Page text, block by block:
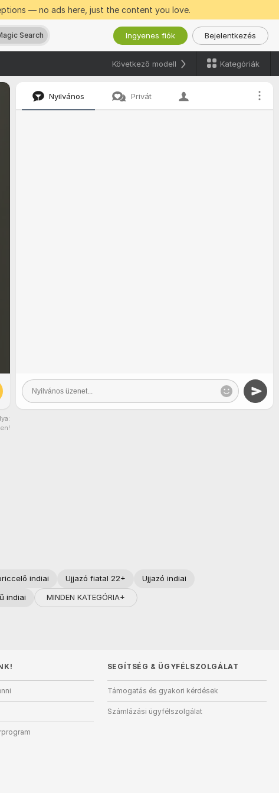
— no ads here, just the content you love.
Search Ingyenes fiók Bejelentkezés
Következő modell Kategóriák
Nyilvános Privát
indiai Ujjazó fiatal 22+
Ujjazó indiai
indiai MINDEN KATEGÓRIA+
SEGÍTSÉG & ÜGYFÉLSZOLGÁLAT
Támogatás és gyakori kérdések
Számlázási ügyfélszolgálat